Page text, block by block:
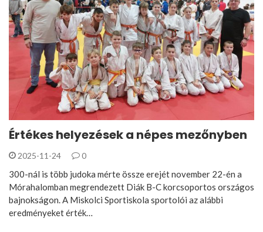
Értékes helyezések a népes mezőnyben
2025-11-24 0
300-nál is több judoka mérte össze erejét november 22-én a
Mórahalomban megrendezett Diák B-C korcsoportos országos
bajnokságon. A Miskolci Sportiskola sportolói az alábbi
eredményeket érték…